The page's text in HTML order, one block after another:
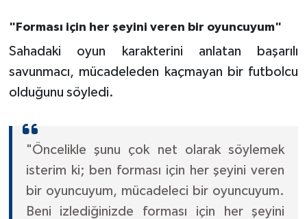
"Forması için her şeyini veren bir oyuncuyum"
Sahadaki oyun karakterini anlatan başarılı
savunmacı, mücadeleden kaçmayan bir futbolcu
olduğunu söyledi.
"Öncelikle şunu çok net olarak söylemek
isterim ki; ben forması için her şeyini veren
bir oyuncuyum, mücadeleci bir oyuncuyum.
Beni izlediğinizde forması için her şeyini